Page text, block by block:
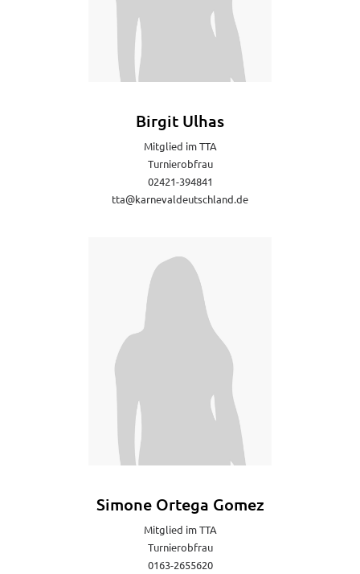
Birgit Ulhas
Mitglied im TTA
Turnierobfrau
02421-394841
tta@karnevaldeutschland.de
Simone Ortega Gomez
Mitglied im TTA
Turnierobfrau
0163-2655620